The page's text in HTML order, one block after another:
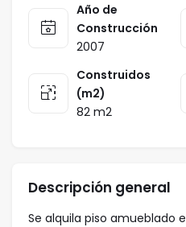
Año de
Construcción
2007
Construidos
(m2)
82 m2
Descripción general
Se alquila piso amueblado